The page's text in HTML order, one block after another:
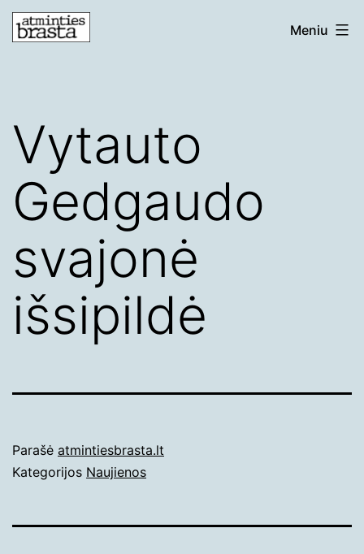
Eiti
prieatmintiesbrasta.lt Meniu
Vytauto
Gedgaudo
svajonė
išsipildė
Paskelbta
2023-
Parašė atmintiesbrasta.lt
Kategorijos Naujienos